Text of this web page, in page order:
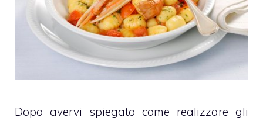
Dopo avervi spiegato come realizzare gli